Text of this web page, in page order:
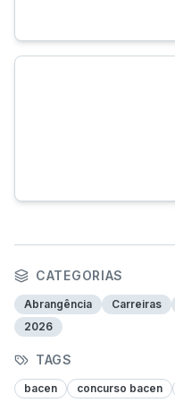
CATEGORIAS
Abrangência Carreiras
2026
TAGS
bacen concurso bacen